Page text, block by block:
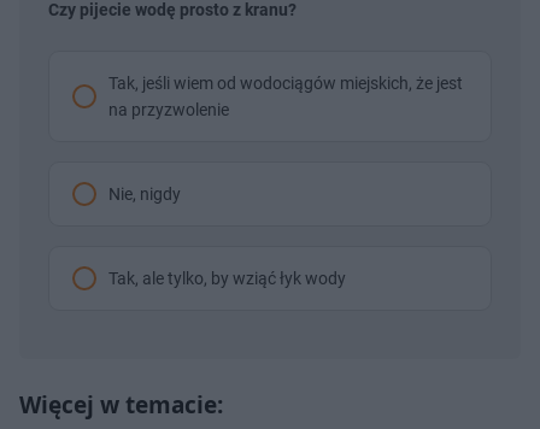
Czy pijecie wodę prosto z kranu?
Tak, jeśli wiem od wodociągów miejskich, że jest
na przyzwolenie
Nie, nigdy
Tak, ale tylko, by wziąć łyk wody